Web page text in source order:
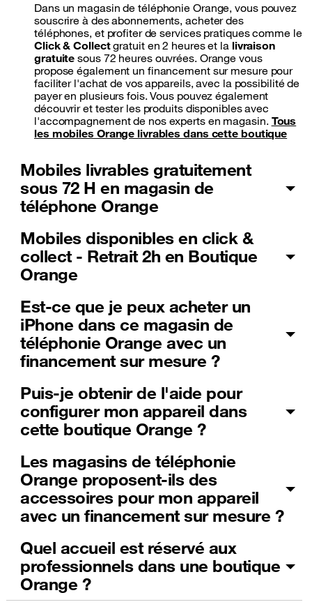
Dans un magasin de téléphonie Orange, vous pouvez
souscrire à des abonnements, acheter des
téléphones, et profiter de services pratiques comme le
Click & Collectgratuit en 2 heures et la livraison
gratuite sous 72 heures ouvrées. Orange vous
propose également un financement sur mesure pour
faciliter l'achat de vos appareils, avec la possibilité de
payer en plusieurs fois. Vous pouvez également
découvrir et tester les produits disponibles avec
l'accompagnement de nos experts en magasin. Tous
les mobiles Orange livrables dans cette boutique
Mobiles livrables gratuitement
sous 72 H en magasin de
téléphone Orange
Mobiles disponibles en click &
collect - Retrait 2h en Boutique
Orange
Est-ce que je peux acheter un
iPhone dans ce magasin de
téléphonie Orange avec un
financement sur mesure ?
Puis-je obtenir de l'aide pour
configurer mon appareil dans
cette boutique Orange ?
Les magasins de téléphonie
Orange proposent-ils des
accessoires pour mon appareil
avec un financement sur mesure ?
Quel accueil est réservé aux
professionnels dans une boutique
Orange ?